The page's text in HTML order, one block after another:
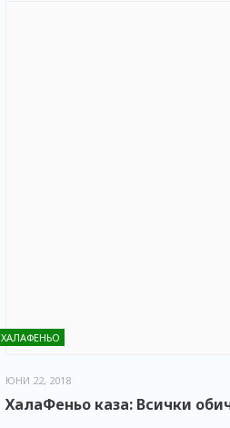
ХАЛАФЕНЬО
ЮНИ 22, 2018
ХалаФеньо каза: Всички